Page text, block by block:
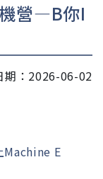
營—B你I
期：2026-06-02
E